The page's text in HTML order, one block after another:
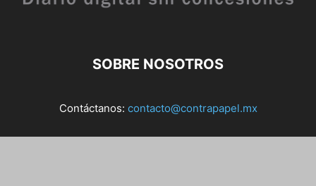
SOBRE NOSOTROS
Contáctanos: contacto@contrapapel.mx